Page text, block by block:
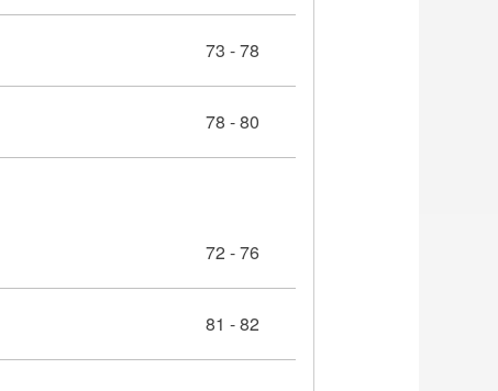
73 - 78
78 - 80
72 - 76
81 - 82